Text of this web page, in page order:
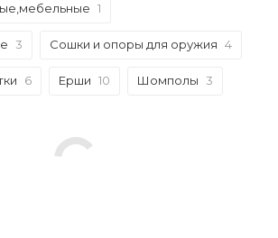
1
3 Сошки и опоры для оружия 4
6 Ерши 10 Шомполы 3